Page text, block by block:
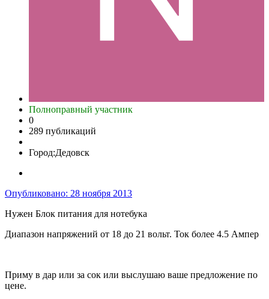
Полноправный участник
0
289 публикаций
Город:Дедовск
Опубликовано: 28 ноября 2013
Нужен Блок питания для нотебука
Диапазон напряжений от 18 до 21 вольт. Ток более 4.5 Ампер
Приму в дар или за сок или выслушаю ваше предложение по
цене.